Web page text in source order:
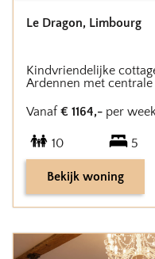
Le Dragon, Limbourg
Kindvriendelijke
Ardennen met
Vanaf € 1164,- per
10 5
Bekijk woning